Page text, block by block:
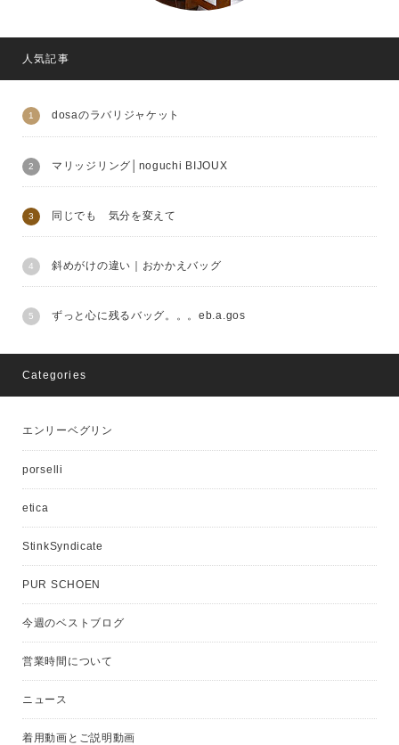
人気記事
dosaのラバリジャケット
マリッジリング│noguchi BIJOUX
同じでも 気分を変えて
斜めがけの違い｜おかかえバッグ
ずっと心に残るバッグ。。。eb.a.gos
Categories
エンリーベグリン
porselli
etica
StinkSyndicate
PUR SCHOEN
今週のベストブログ
営業時間について
ニュース
着用動画とご説明動画